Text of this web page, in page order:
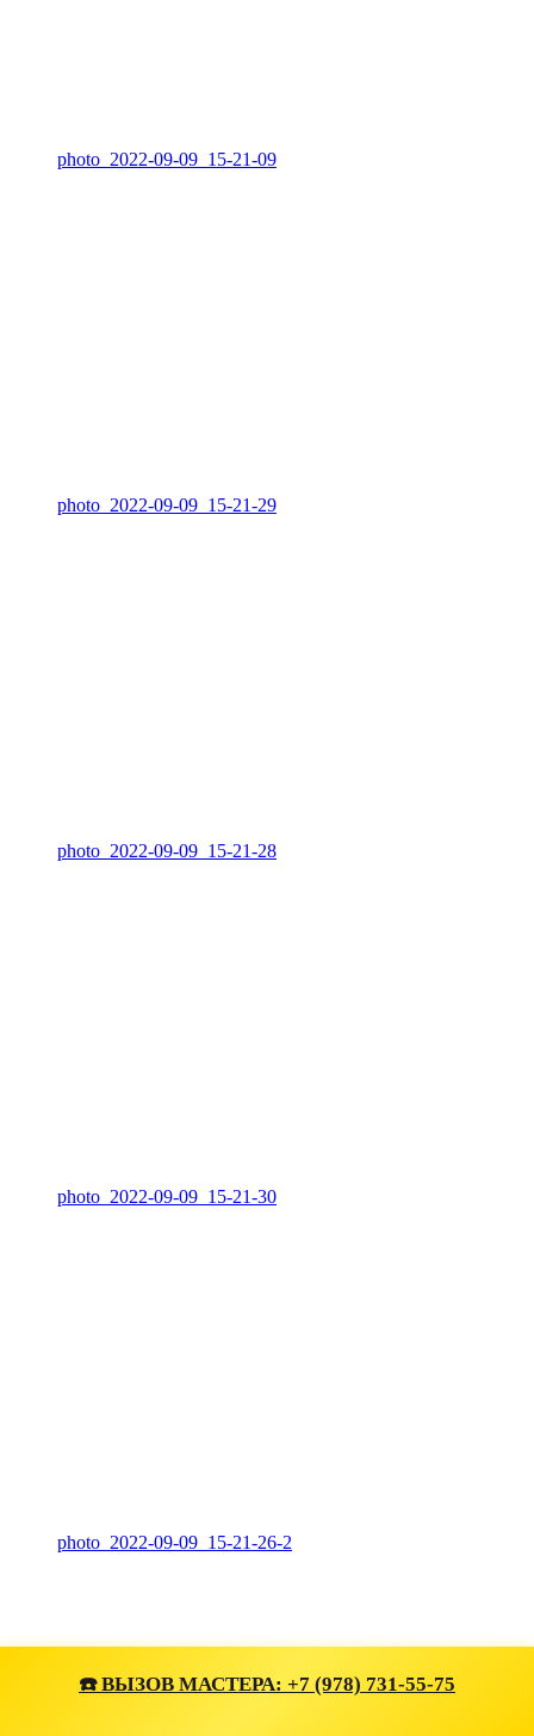
photo_2022-09-09_15-21-09
photo_2022-09-09_15-21-29
photo_2022-09-09_15-21-28
photo_2022-09-09_15-21-30
photo_2022-09-09_15-21-26-2
☎️ ВЫЗОВ МАСТЕРА: +7 (978) 731-55-75